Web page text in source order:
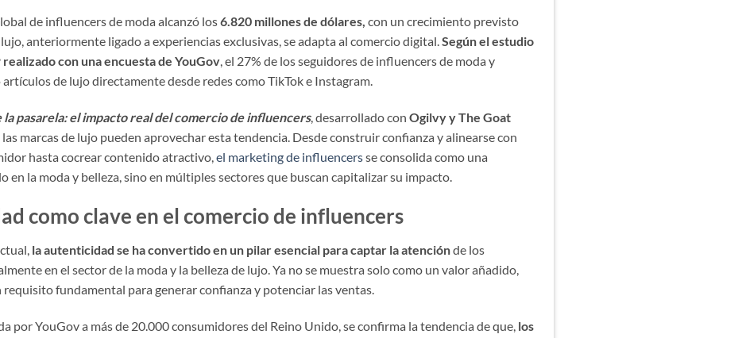
de influencers de moda alcanzó los6.820 millones de dólares, con un crecimiento previsto
anteriormente ligado a experiencias exclusivas, se adapta al comercio digital.Según el estudio
con una encuesta de YouGov, el 27% de los seguidores de influencers de moda y
de lujo directamente desde redes como TikTok e Instagram.
la pasarela: el impacto real del comercio de influencers, desarrollado con Ogilvy y The Goat
marcas de lujo pueden aprovechar esta tendencia. Desde construir confianza y alinearse con
hasta cocrear contenido atractivo,el marketing de influencersse consolida como una
en la moda y belleza, sino en múltiples sectores que buscan capitalizar su impacto.
como clave en el comercio de influencers
la autenticidad se ha convertido en un pilar esencial para captar la atenciónde los
en el sector de la moda y la belleza de lujo. Ya no se muestra solo como un valor añadido,
fundamental para generar confianza y potenciar las ventas.
por YouGov a más de 20.000 consumidores del Reino Unido, se confirma la tendencia de que, los